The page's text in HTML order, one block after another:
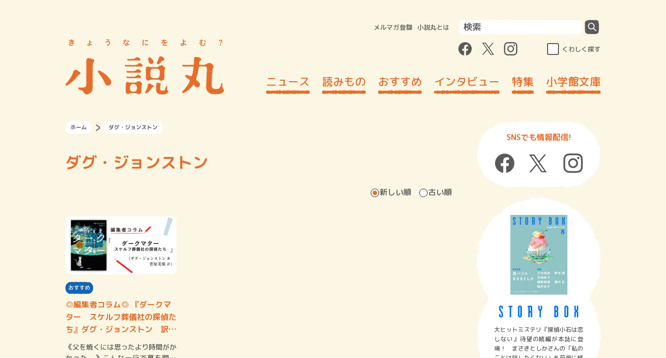
メルマガ登録 小説丸とは
くわしく探す
ニュース 読みもの おすすめ インタビュー 特集 小学館文庫
ホーム ダグ・ジョンストン
ダグ・ジョンストン
新しい順 古い順
おすすめ
◎編集者コラム◎ 『ダークマ
ター スケルフ葬儀社の探偵た
ち』ダグ・ジョンストン 訳／
菅原美保
《父を焼くには思ったより時間がか
SNSでも情報配信!
大ヒットミステリ『探偵小石は恋
しない』待望の続編が本誌に登
場！ まさきとしかさんの「私の